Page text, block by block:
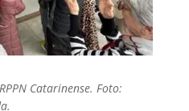
Catarinense. Foto: